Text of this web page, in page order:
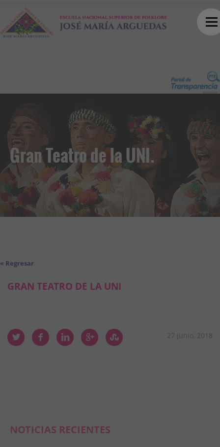
Gran Teatro de la UNI.
« Regresar
GRAN TEATRO DE LA UNI
27 junio, 2018
NOTICIAS RECIENTES